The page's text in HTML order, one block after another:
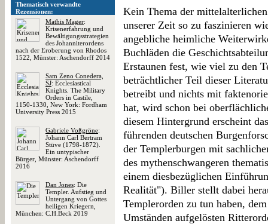
Thematisch verwandte
Rezensionen:
Mathis Mager:
Krisenerfahrung und
Bewältigungsstrategien
des Johanniterordens
nach der Eroberung von Rhodos
1522, Münster: Aschendorff 2014
Sam Zeno Conedera,
SJ: Ecclesiastical
Knights. The Military
Orders in Castile,
1150-1330, New York: Fordham
University Press 2015
Gabriele Voßgröne:
Johann Carl Bertram
Stüve (1798-1872).
Ein untypischer
Bürger, Münster: Aschendorff
2016
Dan Jones: Die
Templer. Aufstieg und
Untergang von Gottes
heiligen Kriegern,
München: C.H.Beck 2019
Kein Thema der
unserer Zeit so zu faszinieren
angebliche heimliche
Buchläden die
Erstaunen fest, wie viel zu den
beträchtlicher Teil dieser
betreibt und nichts mit
hat, wird schon bei
diesem Hintergrund erscheint
führenden deutschen
der Templerburgen mit
des mythenschwangeren
einem diesbezüglichen
Realität"). Biller stellt dabei
Templerorden zu tun haben,
Umständen aufgelösten